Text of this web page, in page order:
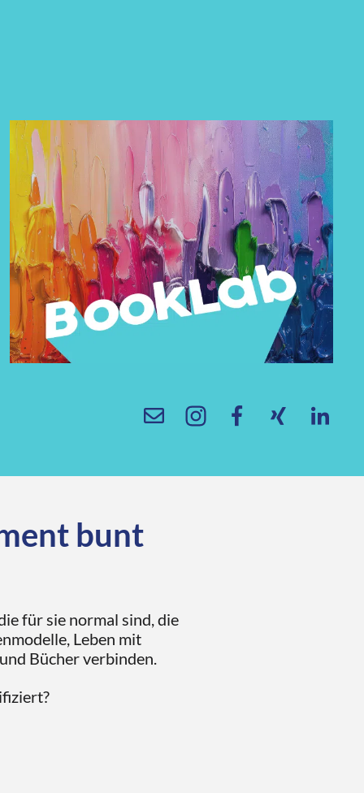
bunt
für sie normal sind, die
Leben mit
Bücher verbinden.